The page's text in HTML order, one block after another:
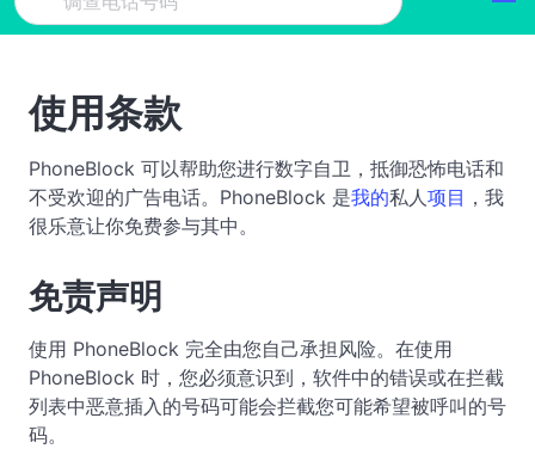
使用条款
PhoneBlock 可以帮助您进行数字自卫，抵御恐怖电话和
不受欢迎的广告电话。PhoneBlock 是我的私人项目 ，我
很乐意让你免费参与其中。
免责声明
使用 PhoneBlock 完全由您自己承担风险。在使用
PhoneBlock 时，您必须意识到，软件中的错误或在拦截
列表中恶意插入的号码可能会拦截您可能希望被呼叫的号
码。